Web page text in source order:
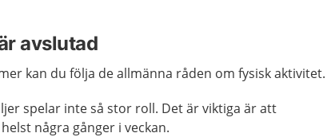
avslutad
kan du följa de allmänna råden om fysisk aktivitet.
spelar inte så stor roll. Det är viktiga är att
några gånger i veckan.